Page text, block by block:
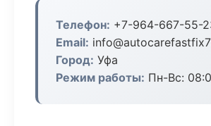
Телефон: +7-964-667-55-
Email:
Город: Уфа
Режим работы: Пн-Вс: